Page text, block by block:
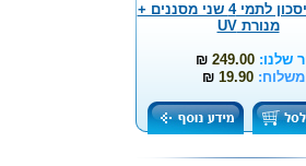
ערכת חיסכון לתמי 4 שני מסננים +
מנורת UV
שלנו: 249.00
₪
19.90
₪